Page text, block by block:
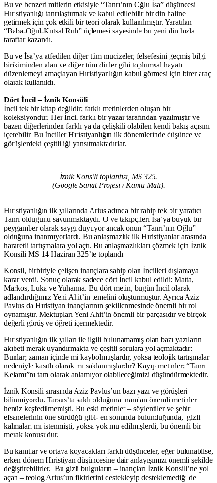
Bu ve benzeri mitlerin etkisiyle “Tanrı’nın Oğlu İsa” düşüncesi
Hıristiyanlığı tanrılaştırmak ve kabul edilebilir bir din haline
getirmek için çok etkili bir teori olarak kullanılmıştır. Yaratılan
“Baba-Oğul-Kutsal Ruh” üçlemesi sayesinde bu yeni din hızla
taraftar kazandı.
Bu ve İsa’ya atfedilen diğer tüm mucizeler, felsefesini geçmiş bilgi
birikiminden alan ve diğer tüm dinler gibi toplumsal hayatı
düzenlemeyi amaçlayan Hıristiyanlığın kabul görmesi için birer araç
olarak kullanıldı.
Dört İncil – İznik Konsüli
İncil tek bir kitap değildir; farklı metinlerden oluşan bir
koleksiyondur. Her İncil farklı bir yazar tarafından yazılmıştır ve
bazen diğerlerinden farklı ya da çelişkili olabilen kendi bakış açısını
içerebilir. Bu İnciller Hıristiyanlığın ilk dönemlerinde düşünce ve
görüşlerdeki çeşitliliği yansıtmaktadırlar.
İznik Konsili toplantısı, MS 325.
(Google Sanat Projesi / Kamu Malı).
Hıristiyanlığın ilk yıllarında Arius adında bir rahip tek bir yaratıcı
Tanrı olduğunu savunmaktaydı. O ve takipçileri İsa’ya büyük bir
peygamber olarak saygı duyuyor ancak onun “Tanrı’nın Oğlu”
olduğuna inanmıyorlardı. Bu anlaşmazlık ilk Hıristiyanlar arasında
hararetli tartışmalara yol açtı. Bu anlaşmazlıkları çözmek için İznik
Konsili MS 14 Haziran 325’te toplandı.
Konsil, birbiriyle çelişen inançlara sahip olan İncilleri dışlamaya
karar verdi. Sonuç olarak sadece dört İncil kabul edildi: Matta,
Markos, Luka ve Yuhanna. Bu dört metin, bugün İncil olarak
adlandırdığımız Yeni Ahit’in temelini oluşturmuştur. Ayrıca Aziz
Pavlus da Hıristiyan inançlarının şekillenmesinde önemli bir rol
oynamıştır. Mektupları Yeni Ahit’in önemli bir parçasıdır ve birçok
değerli görüş ve öğreti içermektedir.
Hıristiyanlığın ilk yılları ile ilgili bulunamamış olan bazı yazıların
akıbeti merak uyandırmakta ve çeşitli sorulara yol açmaktadır:
Bunlar; zaman içinde mi kaybolmuşlardır, yoksa teolojik tartışmalar
nedeniyle kasıtlı olarak mı saklanmışlardır? Kayıp metinler; “Tanrı
Kelamı”nı tam olarak anlamıyor olabileceğimizi düşündürmektedir.
İznik Konsili sırasında Aziz Pavlus’un bazı yazı ve görüşleri
bilinmiyordu. Tarsus’ta saklı olduğuna inanılan önemli metinler
henüz keşfedilmemişti. Bu eski metinler – söylentiler ve şehir
efsanelerinin öne sürdüğü gibi- en sonunda bulunduğunda, gizli
kalmaları mı istenmişti, yoksa yok mu edilmişlerdi, bu önemli bir
merak konusudur.
Bu kanıtlar ve ortaya koyacakları farklı düşünceler, eğer bulunabilse,
erken dönem Hıristiyan düşüncesine dair anlayışımızı önemli şekilde
değiştirebilirler. Bu gizli bulguların – inançları İznik Konsili’ne yol
açan – teolog Arius’un fikirlerini destekleyip desteklemediği de